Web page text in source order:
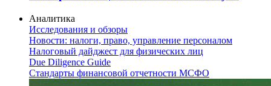
Аналитика
Исследования и обзоры
Новости: налоги, право, управление персоналом
Налоговый дайджест для физических лиц
Due Diligence Guide
Стандарты финансовой отчетности МСФО